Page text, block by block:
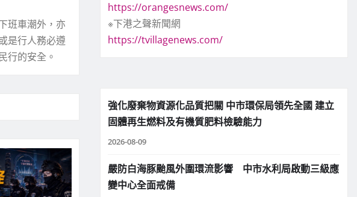
班車潮外，亦
是行人務必遵
行的安全。
https://orangesnews.com/
※下港之聲新聞網
https://tvillagenews.com/
強化廢棄物資源化品質把關 中市環保局領先全國 建立
固體再生燃料及有機質肥料檢驗能力
2026-08-09
嚴防白海豚颱風外圍環流影響 中市水利局啟動三級應
變中心全面戒備